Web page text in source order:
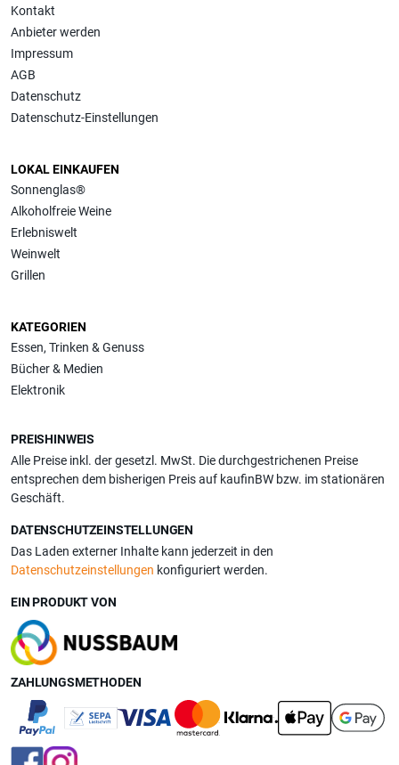
Kontakt
Anbieter werden
Impressum
AGB
Datenschutz
Datenschutz-Einstellungen
LOKAL EINKAUFEN
Sonnenglas®
Alkoholfreie Weine
Erlebniswelt
Weinwelt
Grillen
KATEGORIEN
Essen, Trinken & Genuss
Bücher & Medien
Elektronik
PREISHINWEIS
Alle Preise inkl. der gesetzl. MwSt. Die durchgestrichenen Preise
entsprechen dem bisherigen Preis auf kaufinBW bzw. im stationären
Geschäft.
DATENSCHUTZEINSTELLUNGEN
Das Laden externer Inhalte kann jederzeit in den
Datenschutzeinstellungen konfiguriert werden.
EIN PRODUKT VON
ZAHLUNGSMETHODEN